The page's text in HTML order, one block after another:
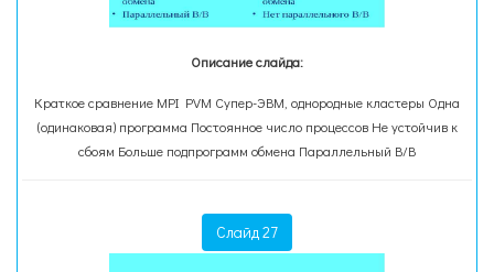
Описание слайда:
Краткое сравнение MPI PVM Супер-ЭВМ, однородные кластеры Одна
(одинаковая) программа Постоянное число процессов Не устойчив к
сбоям Больше подпрограмм обмена Параллельный В/В
Слайд 27